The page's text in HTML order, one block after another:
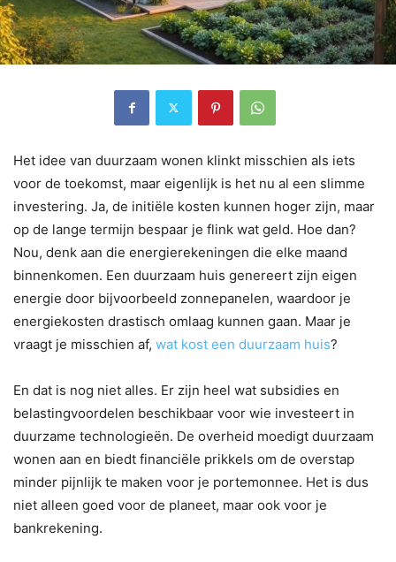
Het idee van duurzaam wonen klinkt misschien als iets
voor de toekomst, maar eigenlijk is het nu al een slimme
investering. Ja, de initiële kosten kunnen hoger zijn, maar
op de lange termijn bespaar je flink wat geld. Hoe dan?
Nou, denk aan die energierekeningen die elke maand
binnenkomen. Een duurzaam huis genereert zijn eigen
energie door bijvoorbeeld zonnepanelen, waardoor je
energiekosten drastisch omlaag kunnen gaan. Maar je
vraagt je misschien af, wat kost een duurzaam huis?
En dat is nog niet alles. Er zijn heel wat subsidies en
belastingvoordelen beschikbaar voor wie investeert in
duurzame technologieën. De overheid moedigt duurzaam
wonen aan en biedt financiële prikkels om de overstap
minder pijnlijk te maken voor je portemonnee. Het is dus
niet alleen goed voor de planeet, maar ook voor je
bankrekening.